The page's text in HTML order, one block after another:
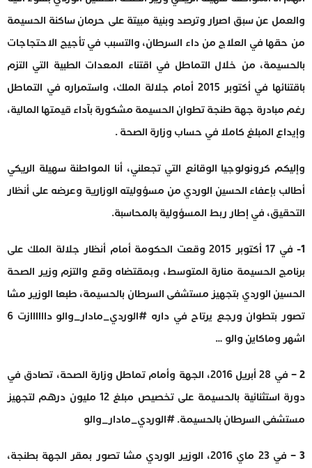
والعمل عن سبق اصرار وترصد وبنية مبيتة على حرمان ساكنة الحسيمة
من حقها في العلاج من داء السرطان، والتسبب في تأجيج الاحتجاجات
بالحسيمة، من خلال التماطل في اقتناء المعدات الطبية التي التزم
باقتنائها في أكتوبر 2015 أمام جلالة الملك، واستمراره في التماطل
رغم مبادرة جهة طنجة تطوان الحسيمة مشكورة بآداء قيمتها المالية،
وإيداع المبلغ كاملا في حساب وزارة الصحة .
وإليكم كرونولوجيا الوقائع التي تجعلني، أنا المواطنة سهيلة الريكي
أطالب بإعفاء الحسين الوردي من مسؤوليته الوزارية وعرضه على أنظار
التحقيق، في إطار ربط المسؤولية بالمحاسبة.
1-
في 17 أكتوبر 2015 وقعت الحكومة أمام أنظار جلالة الملك على
برنامج الحسيمة منارة المتوسط، وبمقتضاه وقع والتزم وزير الصحة
الحسين الوردي بتجهيز مستشفى السرطان بالحسيمة، طبعا الوزير مشا
تصور بتطوان ورجع يرتاح في داره #الوردي_مادار_والو داااااازت 6
اشهر وماكاين والو …
2 –
في 28 أبريل 2016، الجهة وأمام تماطل وزارة الصحة، تصادق في
دورة استثنائية بالحسيمة على تخصيص مبلغ 12 مليون درهم لتجهيز
مستشفى السرطان بالحسيمة. #الوردي_مادار_والو
3 –
في 23 ماي 2016، الوزير الوردي مشا تصور بمقر الجهة بطنجة،